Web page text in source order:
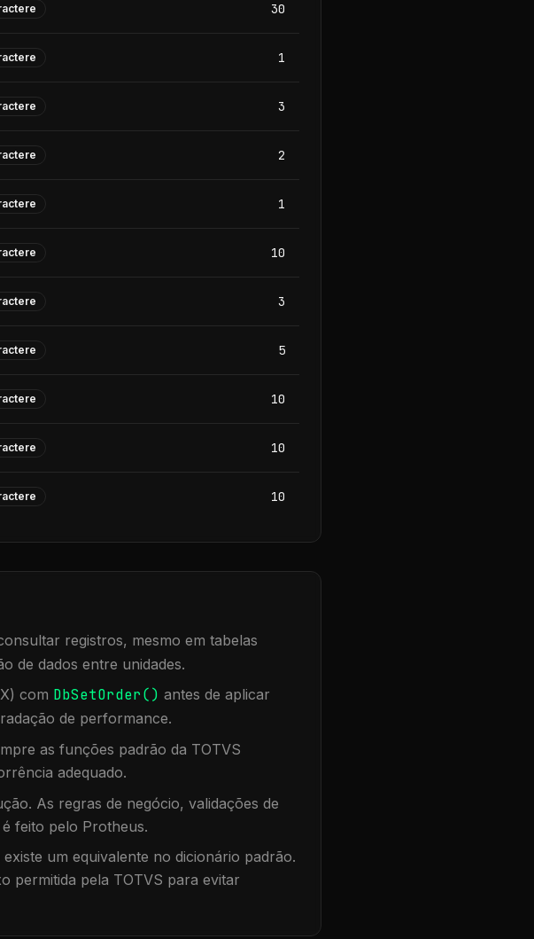
30
1
3
2
1
10
3
5
10
10
10
registros, mesmo em tabelas
de dados entre unidades.
com DbSetOrder() antes de aplicar
de performance.
as funções padrão da TOTVS
adequado.
As regras de negócio, validações de
feito pelo Protheus.
um equivalente no dicionário padrão.
permitida pela TOTVS para evitar